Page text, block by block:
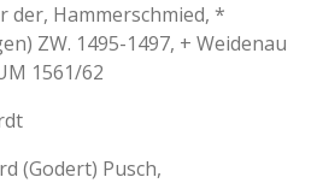
der, Hammerschmied, *
ZW. 1495-1497, + Weidenau
1561/62
(Godert) Pusch,